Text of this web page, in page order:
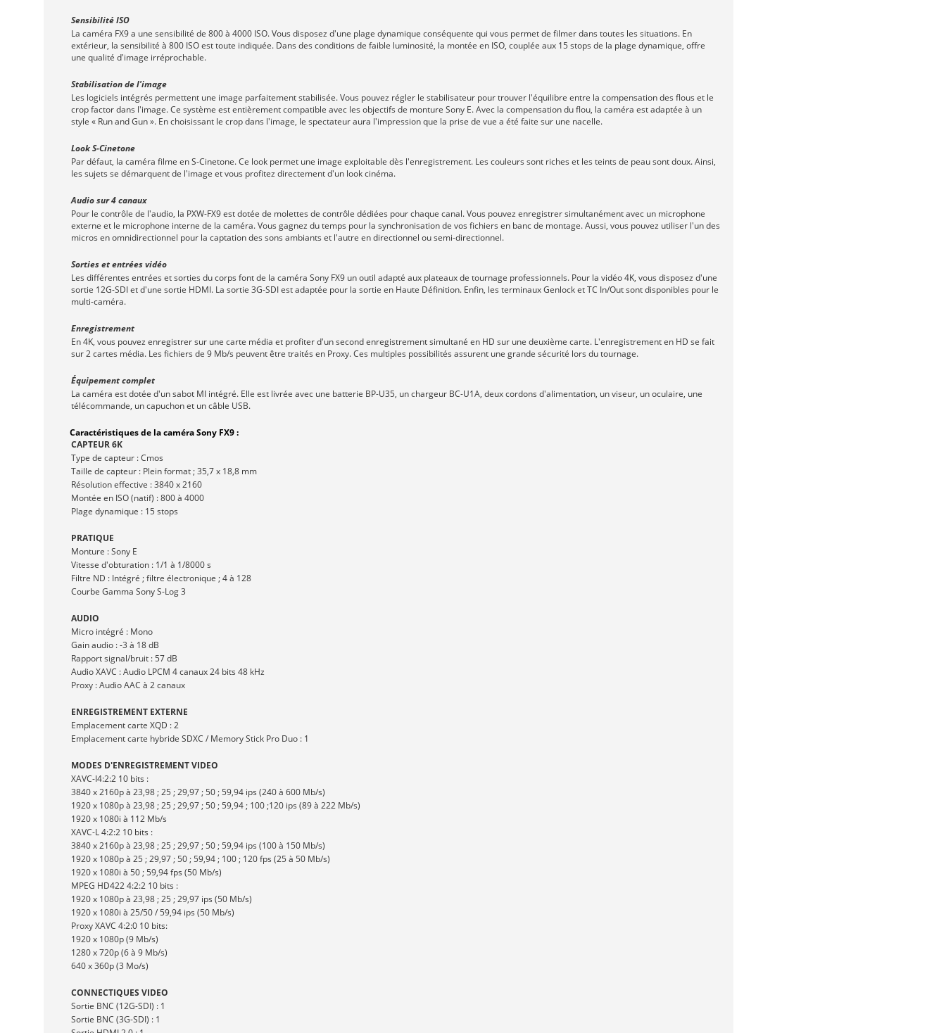
Sensibilité ISO
La caméra FX9 a une sensibilité de 800 à 4000 ISO. Vous disposez d'une plage dynamique conséquente qui vous permet de filmer dans toutes les situations. En
extérieur, la sensibilité à 800 ISO est toute indiquée. Dans des conditions de faible luminosité, la montée en ISO, couplée aux 15 stops de la plage dynamique, offre
une qualité d'image irréprochable.
Stabilisation de l'image
Les logiciels intégrés permettent une image parfaitement stabilisée. Vous pouvez régler le stabilisateur pour trouver l'équilibre entre la compensation des flous et le
crop factor dans l'image. Ce système est entièrement compatible avec les objectifs de monture Sony E. Avec la compensation du flou, la caméra est adaptée à un
style « Run and Gun ». En choisissant le crop dans l'image, le spectateur aura l'impression que la prise de vue a été faite sur une nacelle.
Look S-Cinetone
Par défaut, la caméra filme en S-Cinetone. Ce look permet une image exploitable dès l'enregistrement. Les couleurs sont riches et les teints de peau sont doux. Ainsi,
les sujets se démarquent de l'image et vous profitez directement d'un look cinéma.
Audio sur 4 canaux
Pour le contrôle de l'audio, la PXW-FX9 est dotée de molettes de contrôle dédiées pour chaque canal. Vous pouvez enregistrer simultanément avec un microphone
externe et le microphone interne de la caméra. Vous gagnez du temps pour la synchronisation de vos fichiers en banc de montage. Aussi, vous pouvez utiliser l'un des
micros en omnidirectionnel pour la captation des sons ambiants et l'autre en directionnel ou semi-directionnel.
Sorties et entrées vidéo
Les différentes entrées et sorties du corps font de la caméra Sony FX9 un outil adapté aux plateaux de tournage professionnels. Pour la vidéo 4K, vous disposez d'une
sortie 12G-SDI et d'une sortie HDMI. La sortie 3G-SDI est adaptée pour la sortie en Haute Définition. Enfin, les terminaux Genlock et TC In/Out sont disponibles pour le
multi-caméra.
Enregistrement
En 4K, vous pouvez enregistrer sur une carte média et profiter d'un second enregistrement simultané en HD sur une deuxième carte. L'enregistrement en HD se fait
sur 2 cartes média. Les fichiers de 9 Mb/s peuvent être traités en Proxy. Ces multiples possibilités assurent une grande sécurité lors du tournage.
Équipement complet
La caméra est dotée d'un sabot MI intégré. Elle est livrée avec une batterie BP-U35, un chargeur BC-U1A, deux cordons d'alimentation, un viseur, un oculaire, une
télécommande, un capuchon et un câble USB.
Caractéristiques de la caméra Sony FX9 :
CAPTEUR 6K
Type de capteur : Cmos
Taille de capteur : Plein format ; 35,7 x 18,8 mm
Résolution effective : 3840 x 2160
Montée en ISO (natif) : 800 à 4000
Plage dynamique : 15 stops
PRATIQUE
Monture : Sony E
Vitesse d'obturation : 1/1 à 1/8000 s
Filtre ND : Intégré ; filtre électronique ; 4 à 128
Courbe Gamma Sony S-Log 3
AUDIO
Micro intégré : Mono
Gain audio : -3 à 18 dB
Rapport signal/bruit : 57 dB
Audio XAVC : Audio LPCM 4 canaux 24 bits 48 kHz
Proxy : Audio AAC à 2 canaux
ENREGISTREMENT EXTERNE
Emplacement carte XQD : 2
Emplacement carte hybride SDXC / Memory Stick Pro Duo : 1
MODES D'ENREGISTREMENT VIDEO
XAVC-I4:2:2 10 bits :
3840 x 2160p à 23,98 ; 25 ; 29,97 ; 50 ; 59,94 ips (240 à 600 Mb/s)
1920 x 1080p à 23,98 ; 25 ; 29,97 ; 50 ; 59,94 ; 100 ;120 ips (89 à 222 Mb/s)
1920 x 1080i à 112 Mb/s
XAVC-L 4:2:2 10 bits :
3840 x 2160p à 23,98 ; 25 ; 29,97 ; 50 ; 59,94 ips (100 à 150 Mb/s)
1920 x 1080p à 25 ; 29,97 ; 50 ; 59,94 ; 100 ; 120 fps (25 à 50 Mb/s)
1920 x 1080i à 50 ; 59,94 fps (50 Mb/s)
MPEG HD422 4:2:2 10 bits :
1920 x 1080p à 23,98 ; 25 ; 29,97 ips (50 Mb/s)
1920 x 1080i à 25/50 / 59,94 ips (50 Mb/s)
Proxy XAVC 4:2:0 10 bits:
1920 x 1080p (9 Mb/s)
1280 x 720p (6 à 9 Mb/s)
640 x 360p (3 Mo/s)
CONNECTIQUES VIDEO
Sortie BNC (12G-SDI) : 1
Sortie BNC (3G-SDI) : 1